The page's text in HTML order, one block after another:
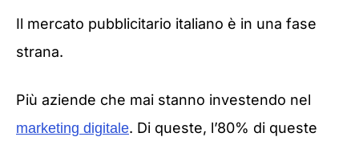
Il mercato pubblicitario italiano è in una fase
strana.
Più aziende che mai stanno investendo nel
marketing digitale. Di queste, l’80% di queste